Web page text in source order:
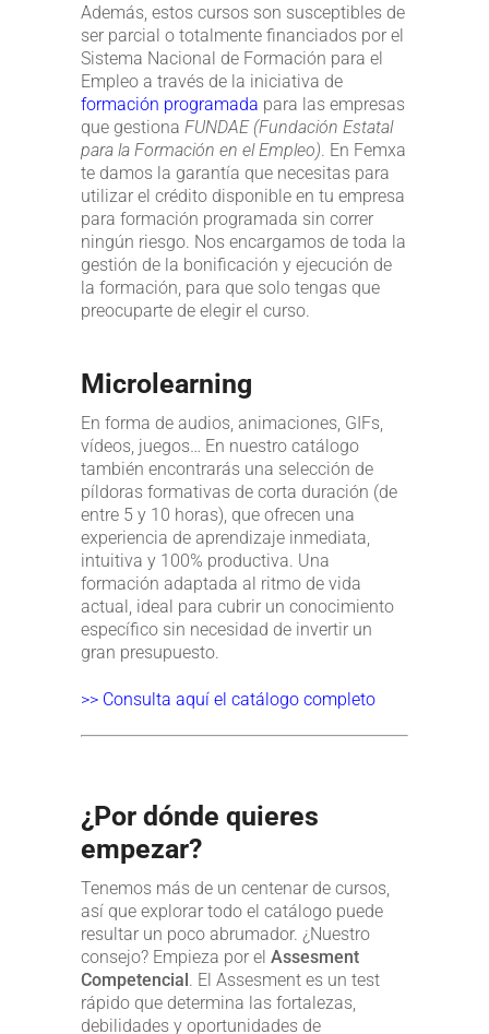
Además, estos cursos son susceptibles de
ser parcial o totalmente financiados por el
Sistema Nacional de Formación para el
Empleo a través de la iniciativa de
formación programada para las empresas
que gestiona FUNDAE (Fundación Estatal
para la Formación en el Empleo). En Femxa
te damos la garantía que necesitas para
utilizar el crédito disponible en tu empresa
para formación programada sin correr
ningún riesgo. Nos encargamos de toda la
gestión de la bonificación y ejecución de
la formación, para que solo tengas que
preocuparte de elegir el curso.
Microlearning
En forma de audios, animaciones, GIFs,
vídeos, juegos… En nuestro catálogo
también encontrarás una selección de
píldoras formativas de corta duración (de
entre 5 y 10 horas), que ofrecen una
experiencia de aprendizaje inmediata,
intuitiva y 100% productiva. Una
formación adaptada al ritmo de vida
actual, ideal para cubrir un conocimiento
específico sin necesidad de invertir un
gran presupuesto.
>> Consulta aquí el catálogo completo
¿Por dónde quieres
empezar?
Tenemos más de un centenar de cursos,
así que explorar todo el catálogo puede
resultar un poco abrumador. ¿Nuestro
consejo? Empieza por el Assesment
Competencial. El Assesment es un test
rápido que determina las fortalezas,
debilidades y oportunidades de